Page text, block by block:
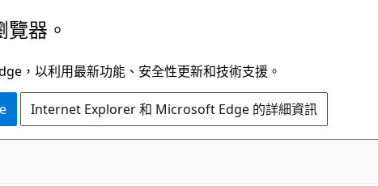
器。
，以利用最新功能、安全性更新和技術支援。
Internet Explorer 和 Microsoft Edge 的詳細資訊